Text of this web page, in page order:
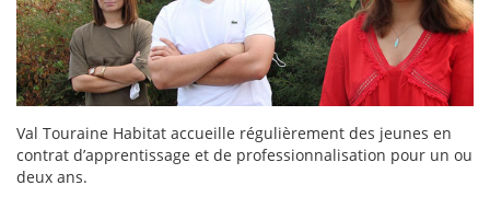
Val Touraine Habitat accueille régulièrement des jeunes en
contrat d’apprentissage et de professionnalisation pour un ou
deux ans.